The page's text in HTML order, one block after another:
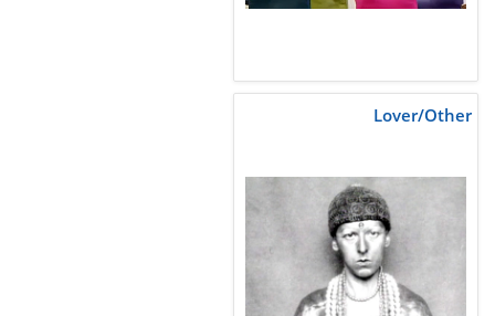
Lover/Other